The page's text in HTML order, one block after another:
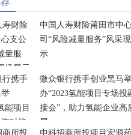
中国人寿财险莆田市中
司“风险减量服务”风采
示
微众银行携手创业黑马
办“2023氢能项目专场投
接会”，助力氢能企业高
展
中科招商所投项目宏源